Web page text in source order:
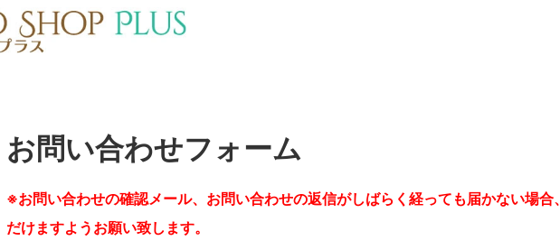
お問い合わせフォーム
※お問い合わせの確認メール、お問い合わせの返信がしばらく経っても届かない場
だけますようお願い致します。